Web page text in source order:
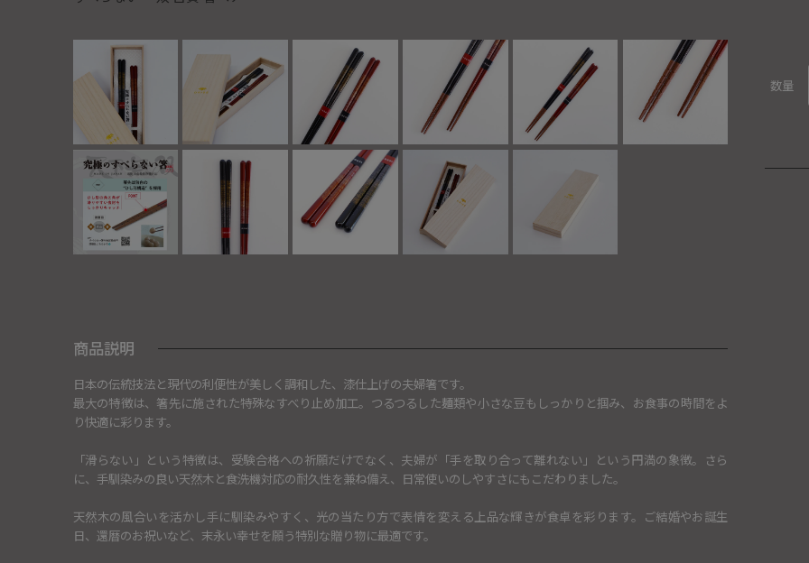
商品説明
日本の伝統技法と現代の利便性が美しく調和した、漆仕上げの夫婦箸です。
最大の特徴は、箸先に施された特殊なすべり止め加工。つるつるした麺類や小さな豆もしっかりと掴み、お食事の時間をよ
り快適に彩ります。
「滑らない」という特徴は、受験合格への祈願だけでなく、夫婦が「手を取り合って離れない」という円満の象徴。さら
に、手馴染みの良い天然木と食洗機対応の耐久性を兼ね備え、日常使いのしやすさにもこだわりました。
天然木の風合いを活かし手に馴染みやすく、光の当たり方で表情を変える上品な輝きが食卓を彩ります。ご結婚やお誕生
日、還暦のお祝いなど、末永い幸せを願う特別な贈り物に最適です。
数量